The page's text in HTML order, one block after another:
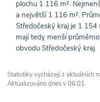
plochu 1 116 m².
a největší 1 116 m².
Středočeský kraj je 1 154
mají tedy menší
obvodu Středočeský kraj.
Statistiky vycházejí z aktuálních
Aktualizováno dnes v 06:01.